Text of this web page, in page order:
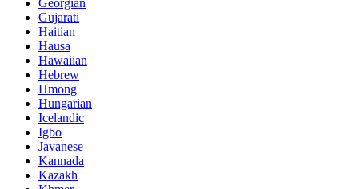
Georgian
Gujarati
Haitian
Hausa
Hawaiian
Hebrew
Hmong
Hungarian
Icelandic
Igbo
Javanese
Kannada
Kazakh